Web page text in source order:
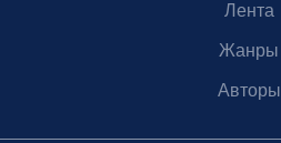
Лента
Жанры
Авторы